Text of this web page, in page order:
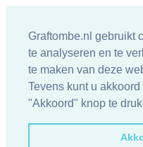
Graftombe.nl gebruikt
te analyseren en te
te maken van deze
Tevens kunt u
"Akkoord" knop te